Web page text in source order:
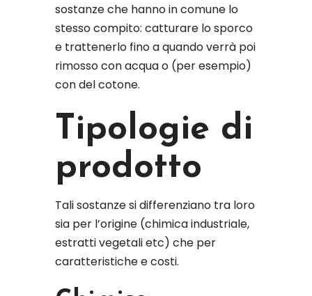
sostanze che hanno in comune lo
stesso compito: catturare lo sporco
e trattenerlo fino a quando verrà poi
rimosso con acqua o (per esempio)
con del cotone.
Tipologie di
prodotto
Tali sostanze si differenziano tra loro
sia per l’origine (chimica industriale,
estratti vegetali etc) che per
caratteristiche e costi.